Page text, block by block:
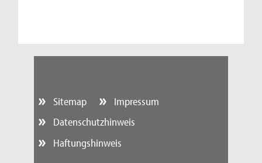
Sitemap
Impressum
Datenschutzhinweis
Haftungshinweis